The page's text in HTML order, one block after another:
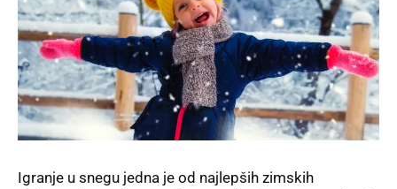
Igranje u snegu jedna je od najlepših zimskih